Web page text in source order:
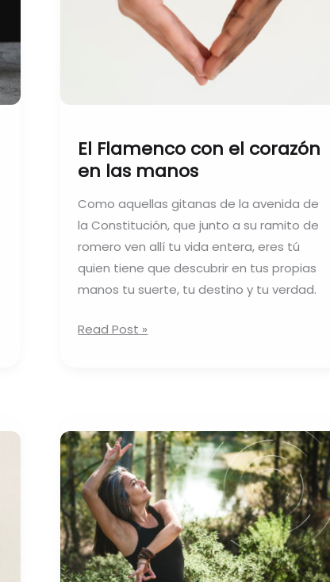
El Flamenco con el corazón
en las manos
Como aquellas gitanas de la avenida de
la Constitución, que junto a su ramito de
romero ven allí tu vida entera, eres tú
quien tiene que descubrir en tus propias
manos tu suerte, tu destino y tu verdad.
Read Post »
útil
herramienta
para
el
baile
flamenco,
la